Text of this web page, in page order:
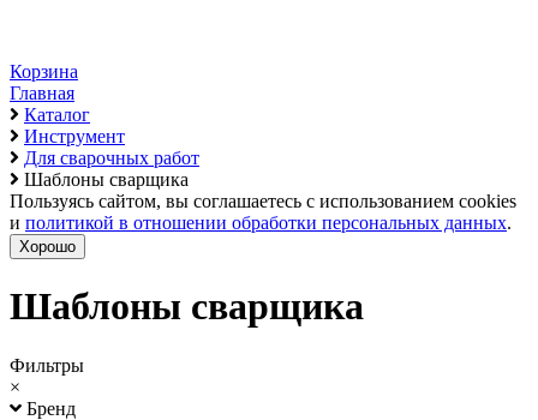
Корзина
Главная
Каталог
Инструмент
Для сварочных работ
Шаблоны сварщика
Пользуясь сайтом, вы соглашаетесь с использованием cookies
и политикой в отношении обработки персональных данных.
Хорошо
Шаблоны сварщика
Фильтры
×
Бренд